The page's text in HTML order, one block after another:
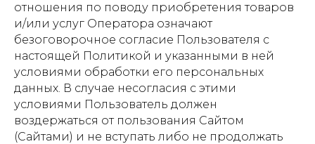
отношения по поводу приобретения товаров
и/или услуг Оператора означают
безоговорочное согласие Пользователя с
настоящей Политикой и указанными в ней
условиями обработки его персональных
данных. В случае несогласия с этими
условиями Пользователь должен
воздержаться от пользования Сайтом
(Сайтами) и не вступать либо не продолжать